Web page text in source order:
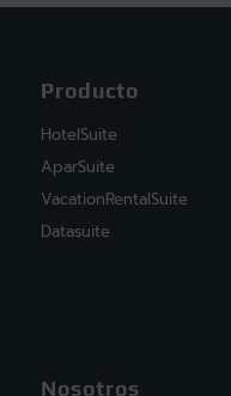
Producto
HotelSuite
AparSuite
VacationRentalSuite
Datasuite
Nosotros